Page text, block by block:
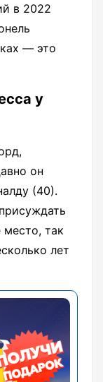
в 2022
— это
у
он
(40).
так
лет